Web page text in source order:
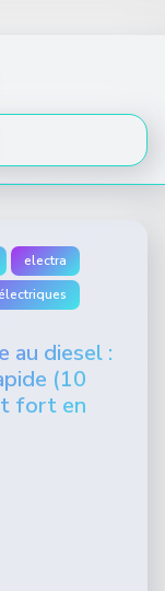
electra
au diesel :
(10
fort en